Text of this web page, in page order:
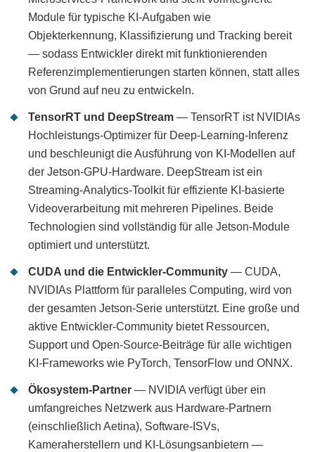
Module für typische KI-Aufgaben wie
Objekterkennung, Klassifizierung und Tracking bereit
— sodass Entwickler direkt mit funktionierenden
Referenzimplementierungen starten können, statt alles
von Grund auf neu zu entwickeln.
TensorRT und DeepStream — TensorRT ist NVIDIAs
Hochleistungs-Optimizer für Deep-Learning-Inferenz
und beschleunigt die Ausführung von KI-Modellen auf
der Jetson-GPU-Hardware. DeepStream ist ein
Streaming-Analytics-Toolkit für effiziente KI-basierte
Videoverarbeitung mit mehreren Pipelines. Beide
Technologien sind vollständig für alle Jetson-Module
optimiert und unterstützt.
CUDA und die Entwickler-Community — CUDA,
NVIDIAs Plattform für paralleles Computing, wird von
der gesamten Jetson-Serie unterstützt. Eine große und
aktive Entwickler-Community bietet Ressourcen,
Support und Open-Source-Beiträge für alle wichtigen
KI-Frameworks wie PyTorch, TensorFlow und ONNX.
Ökosystem-Partner — NVIDIA verfügt über ein
umfangreiches Netzwerk aus Hardware-Partnern
(einschließlich Aetina), Software-ISVs,
Kameraherstellern und KI-Lösungsanbietern —